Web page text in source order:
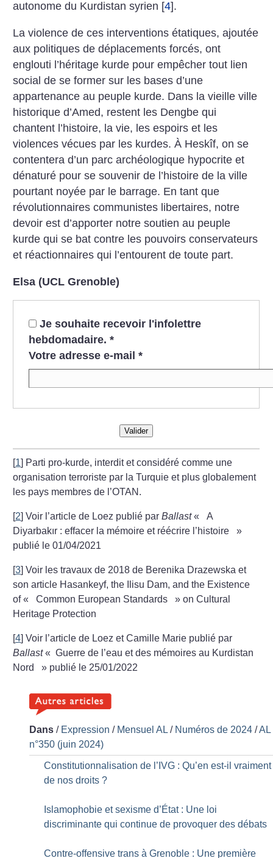
autonome du Kurdistan syrien [4].
La violence de ces interventions étatiques, ajoutée
aux politiques de déplacements forcés, ont
englouti l’héritage kurde pour empêcher tout lien
social de se former sur les bases d’une
appartenance au peuple kurde. Dans la vieille ville
historique d’Amed, restent les Dengbe qui
chantent l’histoire, la vie, les espoirs et les
violences vécues par les kurdes. À Heskîf, on se
contentera d’un parc archéologique hypocrite et
dénaturé pour se souvenir de l’histoire de la ville
pourtant noyée par le barrage. En tant que
révolutionnaires communistes libertaires, notre
devoir est d’apporter notre soutien au peuple
kurde qui se bat contre les pouvoirs conservateurs
et réactionnaires qui l’entourent de toute part.
Elsa (UCL Grenoble)
Je souhaite recevoir l'infolettre
hebdomadaire. *
Votre adresse e-mail *
Valider
[1] Parti pro-kurde, interdit et considéré comme une
organisation terroriste par la Turquie et plus globalement
les pays membres de l’OTAN.
[2]Voir l’article de Loez publié parBallast«
A
Diyarbakır : effacer la mémoire et réécrire l’histoire
»
publié le 01/04/2021
[3]Voir les travaux de 2018 de Berenika Drazewska et
son article Hasankeyf, the Ilisu Dam, and the Existence
of «
Common European Standards
» on Cultural
Heritage Protection
[4]Voir l’article de Loez et Camille Marie publié par
Ballast« Guerre de l’eau et des mémoires au Kurdistan
Nord
» publié le 25/01/2022
Dans / Expression / Mensuel AL / Numéros de 2024 /AL
n°350 (juin 2024)
Constitutionnalisation de l’IVG : Qu’en est-il vraiment
de nos droits ?
Islamophobie et sexisme d’État : Une loi
discriminante qui continue de provoquer des débats
Contre-offensive trans à Grenoble : Une première